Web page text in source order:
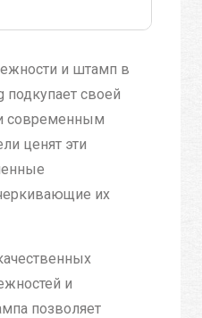
и штамп в
подкупает своей
современным
ценят эти
их
и
позволяет